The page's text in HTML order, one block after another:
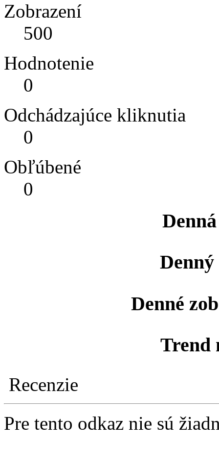
Zobrazení
500
Hodnotenie
0
Odchádzajúce kliknutia
0
Obľúbené
0
Denné
Trend
Recenzie
Pre tento odkaz nie sú